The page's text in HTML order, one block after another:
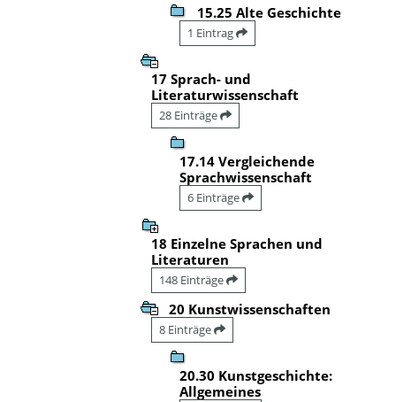
15.25 Alte Geschichte
1 Eintrag
17 Sprach- und
Literaturwissenschaft
28 Einträge
17.14 Vergleichende
Sprachwissenschaft
6 Einträge
18 Einzelne Sprachen und
Literaturen
148 Einträge
20 Kunstwissenschaften
8 Einträge
20.30 Kunstgeschichte:
Allgemeines